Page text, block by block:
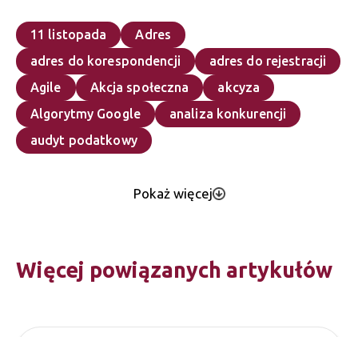
11 listopada
Adres
adres do korespondencji
adres do rejestracji
Agile
Akcja społeczna
akcyza
Algorytmy Google
analiza konkurencji
audyt podatkowy
Pokaż więcej
Więcej powiązanych artykułów